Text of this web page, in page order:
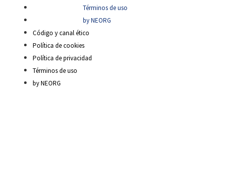
Términos de uso
by NEORG
Código y canal ético
Política de cookies
Política de privacidad
Términos de uso
by NEORG